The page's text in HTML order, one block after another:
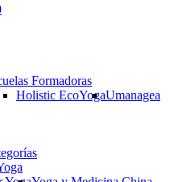
Formadoras
Holistic EcoYogaUmanagea